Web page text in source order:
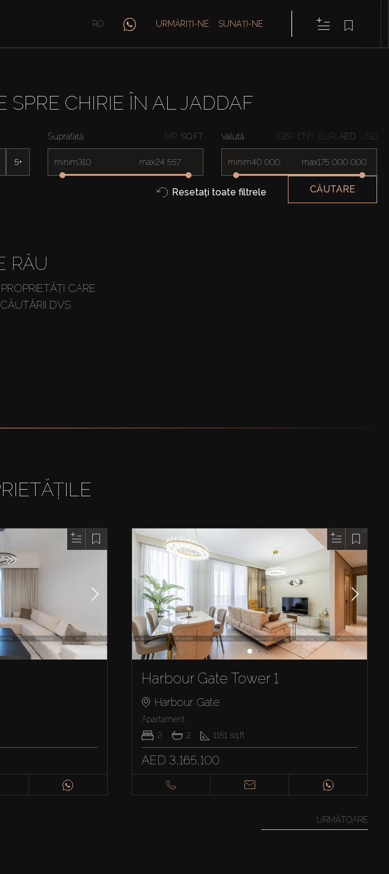
RO URMĂRIȚI-NE SUNAȚI-NE
SPRE CHIRIE ÎN AL JADDAF
5+
Suprafață MP SQ.FT
minim max
Valută GBP CNY EUR AED USD
minim max
Resetați toate filtrele CĂUTARE
RĂU
CARE
DVS
Harbour Gate Tower 1
Harbour Gate
Apartament
2
2 1151 sq.ft
AED 3,165,100
URMĂTOARE